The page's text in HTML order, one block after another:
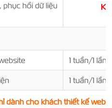
phục hồi dữ liệu
K
1 tuần/1 lần
1 tuần/1 lần
dành cho khách thiết kế web